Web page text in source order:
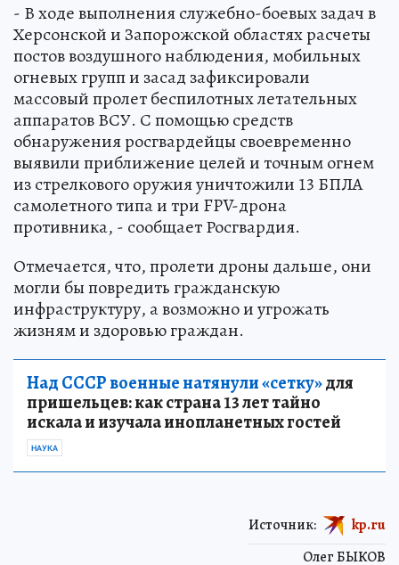
- В ходе выполнения служебно-боевых задач в
Херсонской и Запорожской областях расчеты
постов воздушного наблюдения, мобильных
огневых групп и засад зафиксировали
массовый пролет беспилотных летательных
аппаратов ВСУ. С помощью средств
обнаружения росгвардейцы своевременно
выявили приближение целей и точным огнем
из стрелкового оружия уничтожили 13 БПЛА
самолетного типа и три FPV-дрона
противника, - сообщает Росгвардия.
Отмечается, что, пролети дроны дальше, они
могли бы повредить гражданскую
инфраструктуру, а возможно и угрожать
жизням и здоровью граждан.
Над СССР военные натянули «сетку»для
пришельцев: как страна 13 лет тайно
искала и изучала инопланетных гостей
НАУКА
Олег БЫКОВ
Источник: kp.ru